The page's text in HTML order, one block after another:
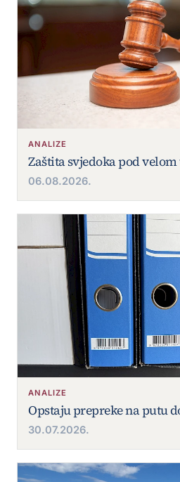
ANALIZE
Zaštita svjedoka pod velom
06.08.2026.
ANALIZE
Opstaju prepreke na putu
30.07.2026.